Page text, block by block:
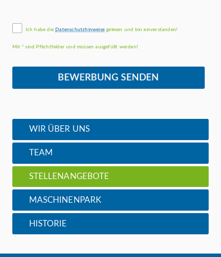
Ich habe die Datenschutzhinweise gelesen und bin einverstanden!
Mit * sind Pflichtfelder und müssen ausgefüllt werden!
WIR ÜBER UNS
TEAM
STELLENANGEBOTE
MASCHINENPARK
HISTORIE